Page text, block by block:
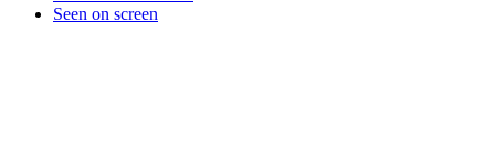
Seen on screen